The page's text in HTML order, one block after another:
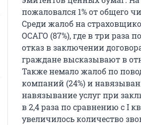
пожаловался 1% от общего
Среди жалоб на
ОСАГО (87%), где в три раза
отказ в заключении
граждане высказывают в
Также немало жалоб по
компаний (24%) и
навязывание услуг при
в 2,4 раза по сравнению с I
увеличилось количество